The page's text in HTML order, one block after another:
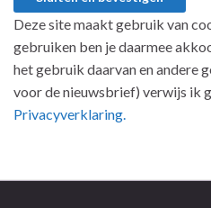
Deze site maakt gebruik van
gebruiken ben je daarmee
het gebruik daarvan en andere
voor de nieuwsbrief) verwijs ik
Privacyverklaring.